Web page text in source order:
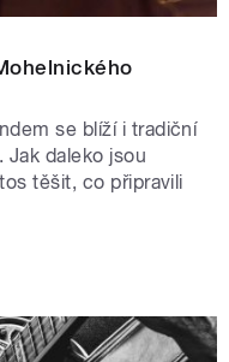
se blíží i tradiční
daleko jsou
těšit, co připravili